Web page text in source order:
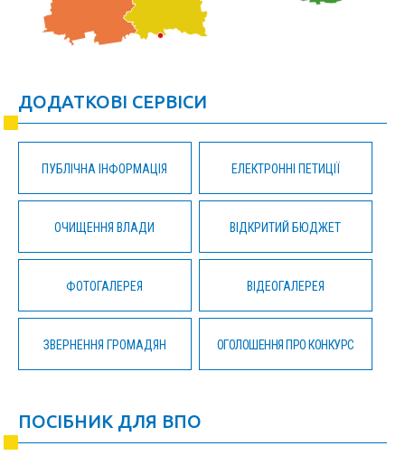
ДОДАТКОВІ СЕРВІСИ
ПУБЛІЧНА ІНФОРМАЦІЯ ЕЛЕКТРОННІ ПЕТИЦІЇ
ОЧИЩЕННЯ ВЛАДИ ВІДКРИТИЙ БЮДЖЕТ
ФОТОГАЛЕРЕЯ ВІДЕОГАЛЕРЕЯ
ЗВЕРНЕННЯ ГРОМАДЯН ОГОЛОШЕННЯ ПРО КОНКУРС
ПОСІБНИК ДЛЯ ВПО